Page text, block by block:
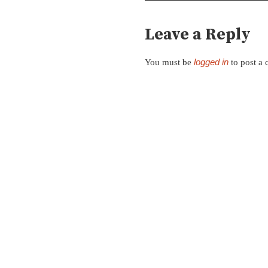
Leave a Reply
You must be logged in to post a